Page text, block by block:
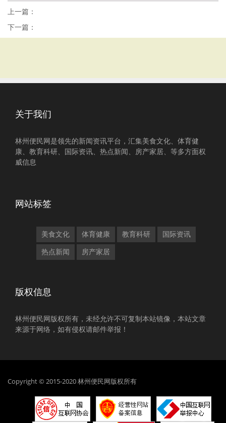
上一篇：
下一篇：
关于我们
林州便民网是领先的新闻资讯平台，汇集美食文化、体育健
康、教育科研、国际资讯、热点新闻、房产家居、等多方面权
威信息
网站标签
美食文化 体育健康 教育科研 国际资讯
热点新闻 房产家居
版权信息
林州便民网版权所有，未经允许不可复制本站镜像，本站文章
来源于网络，如有侵权请邮件举报！
Copyright © 2015-2020 林州便民网版权所有